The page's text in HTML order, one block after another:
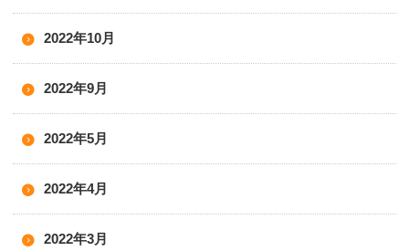
2022年10月
2022年9月
2022年5月
2022年4月
2022年3月